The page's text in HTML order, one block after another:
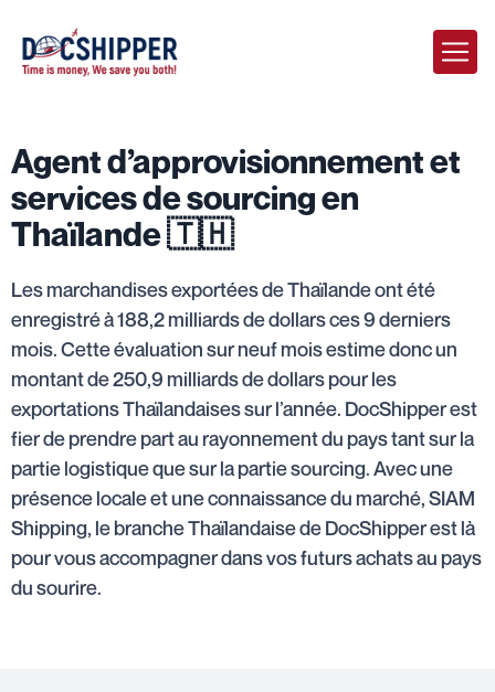
Agent d’approvisionnement et
services de sourcing en
Thaïlande 🇹🇭
Les marchandises exportées de Thaïlande ont été
enregistré à 188,2 milliards de dollars ces 9 derniers
mois. Cette évaluation sur neuf mois estime donc un
montant de 250,9 milliards de dollars pour les
exportations Thaïlandaises sur l’année. DocShipper est
fier de prendre part au rayonnement du pays tant sur la
partie logistique que sur la partie sourcing. Avec une
présence locale et une connaissance du marché, SIAM
Shipping, le branche Thaïlandaise de DocShipper est là
pour vous accompagner dans vos futurs achats au pays
du sourire.